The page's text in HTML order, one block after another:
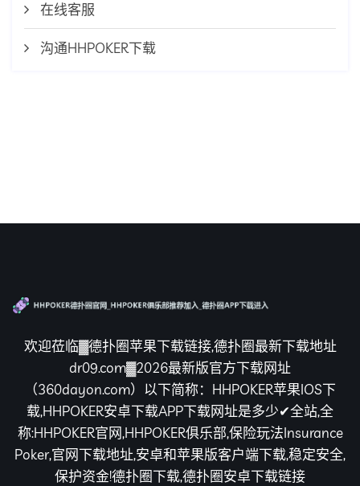
在线客服
沟通HHPOKER下载
欢迎莅临▓德扑圈苹果下载链接,德扑圈最新下载地址
dr09.com▓2026最新版官方下载网址
（360dayon.com）以下简称：HHPOKER苹果IOS下
载,HHPOKER安卓下载APP下载网址是多少✔全站,全
称:HHPOKER官网,HHPOKER俱乐部,保险玩法Insurance
Poker,官网下载地址,安卓和苹果版客户端下载,稳定安全,
保护资金!德扑圈下载,德扑圈安卓下载链接